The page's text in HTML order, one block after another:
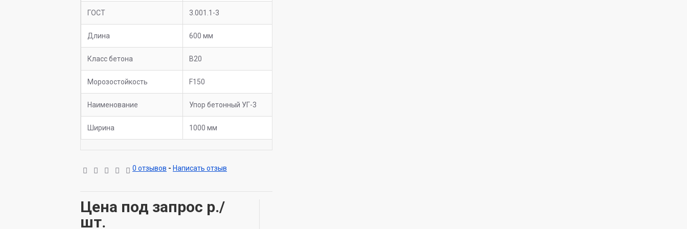
ГОСТ 3.001.1-3
Длина 600 мм
Класс бетона B20
Морозостойкость F150
Наименование Упор бетонный УГ-3
Ширина 1000 мм
0 отзывов - Написать отзыв
Цена под запрос р./
шт.